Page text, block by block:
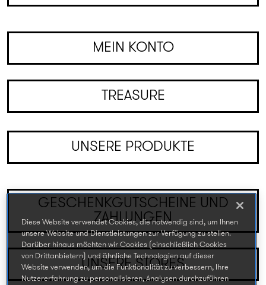
MEIN KONTO
TREASURE
UNSERE PRODUKTE
GESCHENKGUTSCHEINE UND
ZAHLUNGEN
UNSERE STORES
Diese Website verwendet Cookies, die notwendig sind, um Ihnen
unsere Website und Dienstleistungen zur Verfügung zu stellen.
Darüber hinaus möchten wir Cookies (einschließlich Cookies
von Drittanbietern) und ähnliche Technologien auf dieser
Website verwenden, um die Funktionalität zu verbessern, Ihre
Nutzererfahrung zu personalisieren, Analysen durchzuführen